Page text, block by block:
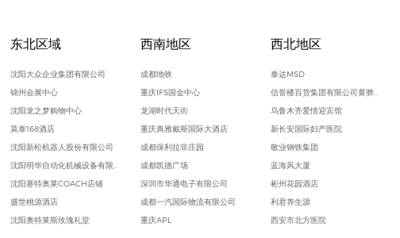
东北区域 西南地区 西北地区
沈阳大众企业集团有限公司
锦州会展中心
沈阳龙之梦购物中心
莫泰168酒店
沈阳新松机器人股份有限公司
沈阳赛特奥莱COACH店铺
盛世桃源酒店
沈阳奥特莱斯玫瑰礼堂
成都地铁
重庆IFS国金中心
龙湖时代天街
重庆典雅戴斯国际大酒店
成都保利拉菲庄园
成都凯德广场
深圳市华通电子有限公司
成都一汽国际物流有限公司
重庆APL
泰达MSD
信誉楼百货集团有限公司黄骅信誉楼商厦
乌鲁木齐爱情迎宾馆
新长安国际妇产医院
敬业钢铁集团
蓝海风大厦
彬州花园酒店
利君养生源
西安市北方医院